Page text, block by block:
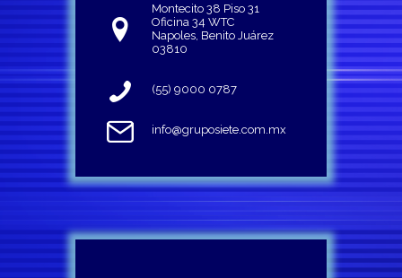
Montecito 38 Piso 31
Oficina 34 WTC
Napoles, Benito Juárez
03810
(55) 9000 0787
info@gruposiete.com.mx